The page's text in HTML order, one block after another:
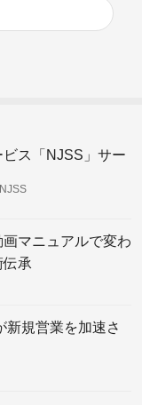
ビス「NJSS」サー
画マニュアルで変わ
伝承
新規営業を加速さ